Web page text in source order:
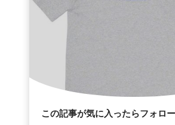
この記事が気に入ったらフォロ